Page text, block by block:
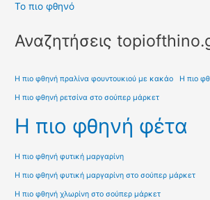
Το πιο φθηνό
Αναζητήσεις
Η πιο φθηνή πραλίνα φουντουκιού με κακάο Η πιο
Η πιο φθηνή ρετσίνα στο σούπερ μάρκετ
Η πιο φθηνή φέτα
Η πιο φθηνή φυτική μαργαρίνη
Η πιο φθηνή φυτική μαργαρίνη στο σούπερ μάρκετ
Η πιο φθηνή χλωρίνη στο σούπερ μάρκετ